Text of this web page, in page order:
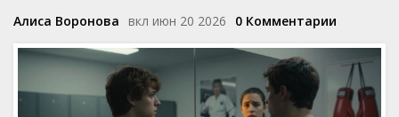
Алиса Воронова вкл июн 20 2026 0 Комментарии